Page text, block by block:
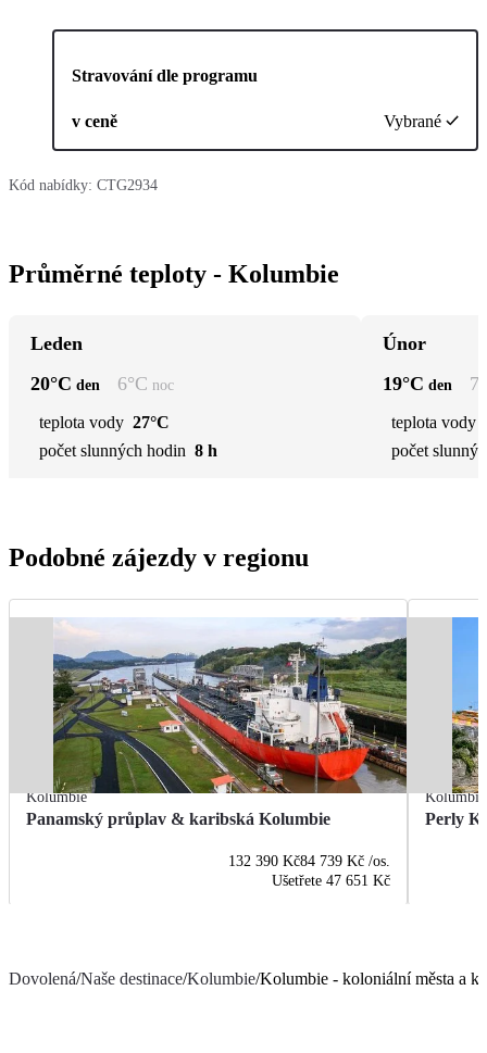
Stravování dle programu
v ceně Vybrané
Kód nabídky: CTG2934
Průměrné teploty - Kolumbie
Leden
20°C den 6°C noc
teplota vody 27°C
počet slunných hodin 8 h
Únor
19°C den 7
teplota vody
počet
Podobné zájezdy v regionu
Kolumbie
Panamský průplav & karibská Kolumbie
132 390 Kč84 739 Kč /os.
Ušetřete 47 651 Kč
Kolumbie
Perly
Dovolená/Naše destinace/Kolumbie/Kolumbie - koloniální města a